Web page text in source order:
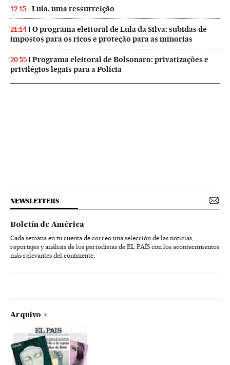
12:15 Lula, uma ressurreição
21:14
O programa eleitoral de Lula da Silva: subidas de
impostos para os ricos e proteção para as minorias
20:55
Programa eleitoral de Bolsonaro: privatizações e
privilégios legais para a Polícia
NEWSLETTERS
Boletín de América
Cada semana en tu cuenta de correo una selección de las noticias,
reportajes y análisis de los periodistas de EL PAÍS con los acontecimientos
más relevantes del continente.
Arquivo